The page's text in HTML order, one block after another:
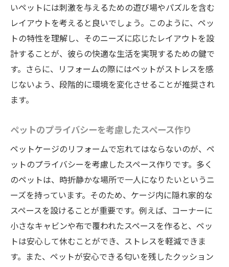
ア
費用を抑えたリフォームの進め方
DIYでできる！ペットケージのリメイク術
ペットショップで手に入る便利アイテム
安全第一ペットケージリフォームで実現する安
心の暮らし
有害物質を使用しないリフォーム素材
事故を防ぐためのペットケージ設置方法
ペットの健康を考えた通気設計
安全性を高めるためのペットケージの高さ
調整
非常時に備えたペットケージの配置
快適性を追求ペットケージリフォームでペット
も飼い主もハッピーに
ペットに優しい温度管理の工夫
いペットには刺激を与えるための遊び場やパズルを含む
レイアウトを考えると良いでしょう。このように、ペッ
トの特性を理解し、そのニーズに応じたレイアウトを設
計することが、彼らの快適な生活を実現するための鍵で
す。さらに、リフォームの際にはペットがストレスを感
じないよう、段階的に環境を変化させることが推奨され
ます。
ペットのプライバシーを考慮したスペース作り
ペットケージのリフォームで忘れてはならないのが、ペ
ットのプライバシーを考慮したスペース作りです。多く
のペットは、時折静かな場所で一人になりたいというニ
ーズを持っています。そのため、ケージ内に隠れ家的な
スペースを設けることが重要です。例えば、コーナーに
小さなキャビンや布で覆われたスペースを作ると、ペッ
トは安心して休むことができ、ストレスを軽減できま
す。また、ペットが安心できる匂いを残したクッション